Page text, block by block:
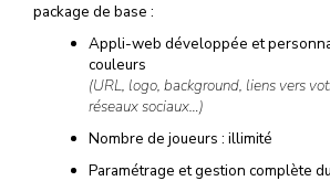
package de base :
Appli-web développée et
couleurs
(URL, logo, background, liens vers
réseaux sociaux…)
Nombre de joueurs : illimité
Paramétrage et gestion complète